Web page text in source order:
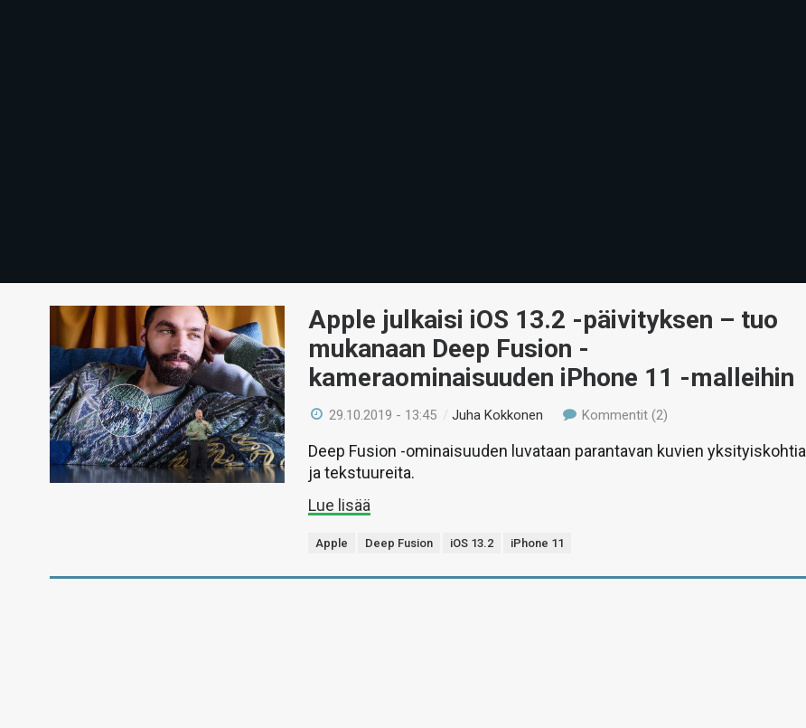
Apple julkaisi iOS 13.2 -päivityksen – tuo
mukanaan Deep Fusion -
kameraominaisuuden iPhone 11 -malleihin
29.10.2019 - 13:45 /Juha Kokkonen Kommentit (2)
Deep Fusion -ominaisuuden luvataan parantavan kuvien yksityiskohtia
ja tekstuureita.
Lue lisää
Apple Deep Fusion iOS 13.2 iPhone 11